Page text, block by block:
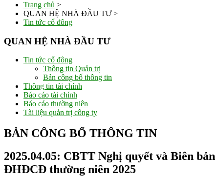
Trang chủ >
QUAN HỆ NHÀ ĐẦU TƯ>
Tin tức cổ đông
QUAN HỆ NHÀ ĐẦU TƯ
Tin tức cổ đông
Thông tin Quản trị
Bản công bố thông tin
Thông tin tài chính
Báo cáo tài chính
Báo cáo thường niên
Tài liệu quản trị công ty
BẢN CÔNG BỐ THÔNG TIN
2025.04.05: CBTT Nghị quyết và Biên bản
ĐHĐCĐ thường niên 2025